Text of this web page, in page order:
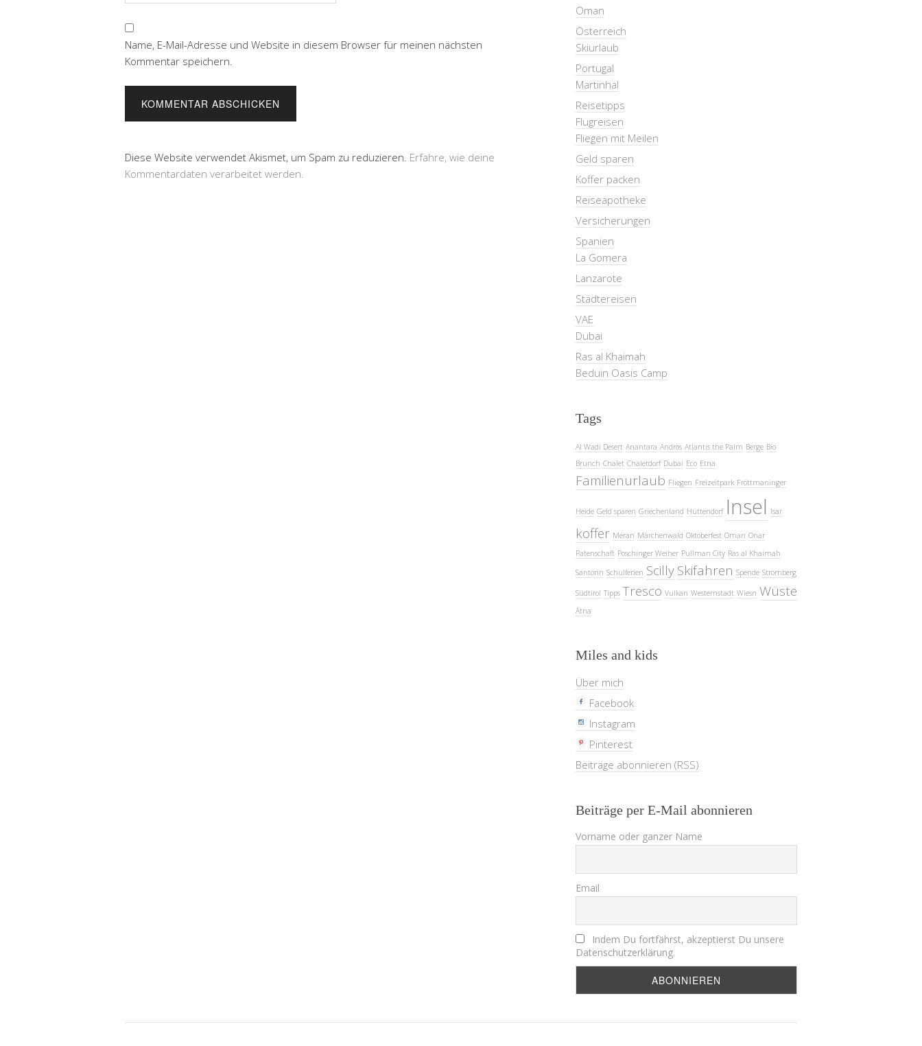
Name, E-Mail-Adresse und Website in diesem Browser für meinen nächsten
Kommentar speichern.
Diese Website verwendet Akismet, um Spam zu reduzieren. Erfahre, wie deine
Kommentardaten verarbeitet werden.
Oman
Österreich
Skiurlaub
Portugal
Martinhal
Reisetipps
Flugreisen
Fliegen mit Meilen
Geld sparen
Koffer packen
Reiseapotheke
Versicherungen
Spanien
La Gomera
Lanzarote
Städtereisen
VAE
Dubai
Ras al Khaimah
Beduin Oasis Camp
Tags
Al Wadi Desert Anantara Andros Atlantis the Palm Berge Bio
Brunch Chalet Chaletdorf Dubai Eco Etna
Familienurlaub Fliegen Freizeitpark Fröttmaninger
Heide Geld sparen Griechenland Hüttendorf Insel Isar
koffer Meran Märchenwald Oktoberfest Oman Onar
Patenschaft Poschinger Weiher Pullman City Ras al Khaimah
Santorin Schulferien Scilly Skifahren Spende Stromberg
Südtirol Tipps Tresco Vulkan Westernstadt Wiesn Wüste
Ätna
Miles and kids
Über mich
Facebook
Instagram
Pinterest
Beiträge abonnieren (RSS)
Beiträge per E-Mail abonnieren
Vorname oder ganzer Name
Email
Indem Du fortfährst, akzeptierst Du unsere
Datenschutzerklärung.